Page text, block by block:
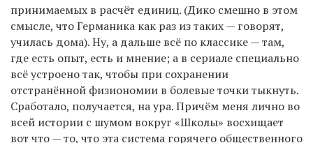
принимаемых в расчёт единиц. (Дико смешно в этом
смысле, что Германика как раз из таких — говорят,
училась дома). Ну, а дальше всё по классике — там,
где есть опыт, есть и мнение; а в сериале специально
всё устроено так, чтобы при сохранении
отстранённой физиономии в болевые точки тыкнуть.
Сработало, получается, на ура. Причём меня лично во
всей истории с шумом вокруг «Школы» восхищает
вот что — то, что эта система горячего общественного